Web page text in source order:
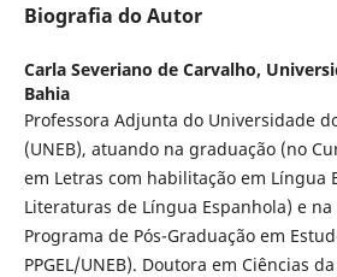
Biografia do Autor
Carla Severiano de Carvalho,
Bahia
Professora Adjunta do Universidade
(UNEB), atuando na graduação (no
em Letras com habilitação em Língua
Literaturas de Língua Espanhola) e
Programa de Pós-Graduação em
PPGEL/UNEB). Doutora em Ciências